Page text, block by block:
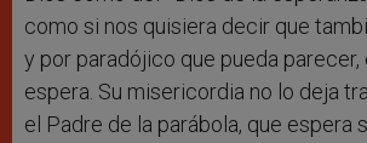
como si nos quisiera decir que
y por paradójico que pueda parecer,
espera. Su misericordia no lo deja
el Padre de la parábola, que espera